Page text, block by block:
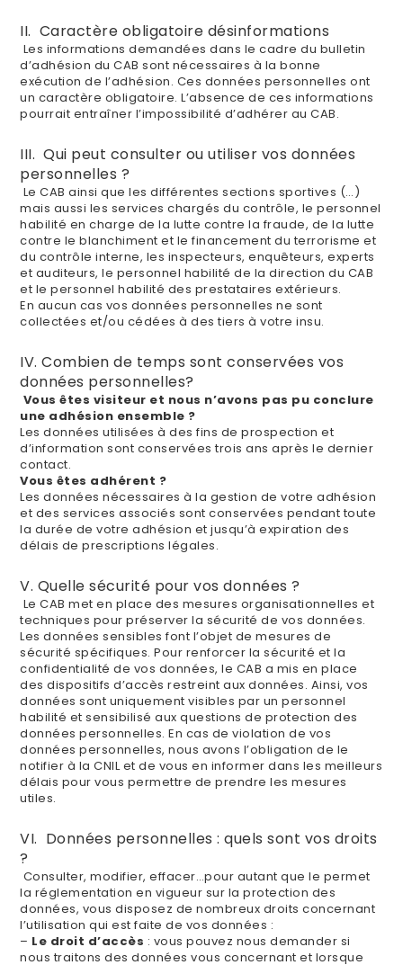
II. Caractère obligatoire désinformations
Les informations demandées dans le cadre du bulletin
d’adhésion du CAB sont nécessaires à la bonne
exécution de l’adhésion. Ces données personnelles ont
un caractère obligatoire. L’absence de ces informations
pourrait entraîner l’impossibilité d’adhérer au CAB.
III. Qui peut consulter ou utiliser vos données
personnelles ?
Le CAB ainsi que les différentes sections sportives (…)
mais aussi les services chargés du contrôle, le personnel
habilité en charge de la lutte contre la fraude, de la lutte
contre le blanchiment et le financement du terrorisme et
du contrôle interne, les inspecteurs, enquêteurs, experts
et auditeurs, le personnel habilité de la direction du CAB
et le personnel habilité des prestataires extérieurs.
En aucun cas vos données personnelles ne sont
collectées et/ou cédées à des tiers à votre insu.
IV. Combien de temps sont conservées vos
données personnelles?
Vous êtes visiteur et nous n’avons pas pu conclure
une adhésion ensemble ?
Les données utilisées à des fins de prospection et
d’information sont conservées trois ans après le dernier
contact.
Vous êtes adhérent ?
Les données nécessaires à la gestion de votre adhésion
et des services associés sont conservées pendant toute
la durée de votre adhésion et jusqu’à expiration des
délais de prescriptions légales.
V. Quelle sécurité pour vos données ?
Le CAB met en place des mesures organisationnelles et
techniques pour préserver la sécurité de vos données.
Les données sensibles font l’objet de mesures de
sécurité spécifiques. Pour renforcer la sécurité et la
confidentialité de vos données, le CAB a mis en place
des dispositifs d’accès restreint aux données. Ainsi, vos
données sont uniquement visibles par un personnel
habilité et sensibilisé aux questions de protection des
données personnelles. En cas de violation de vos
données personnelles, nous avons l’obligation de le
notifier à la CNIL et de vous en informer dans les meilleurs
délais pour vous permettre de prendre les mesures
utiles.
VI. Données personnelles : quels sont vos droits
?
Consulter, modifier, effacer…pour autant que le permet
la réglementation en vigueur sur la protection des
données, vous disposez de nombreux droits concernant
l’utilisation qui est faite de vos données :
– Le droit d’accès : vous pouvez nous demander si
nous traitons des données vous concernant et lorsque